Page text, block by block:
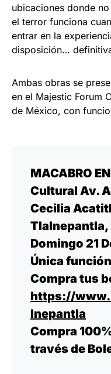
ubicaciones donde
el terror funciona
entrar en la
disposición…
Ambas obras se
en el Majestic Forum
de México, con
MACABRO
Cultural Av.
Cecilia
Tlalnepantla,
Domingo 21
Única
Compra tus
https://
lnepantla
Compra
través de